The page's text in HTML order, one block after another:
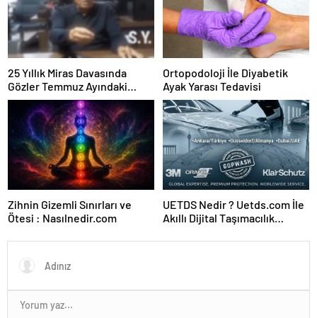
25 Yıllık Miras Davasında
Gözler Temmuz Ayındaki
Karar Duruşmasına Çevrildi
Ortopodoloji İle Diyabetik
Ayak Yarası Tedavisi
Zihnin Gizemli Sınırları ve
Ötesi : Nasılnedir.com
UETDS Nedir ? Uetds.com İle
Akıllı Dijital Taşımacılık